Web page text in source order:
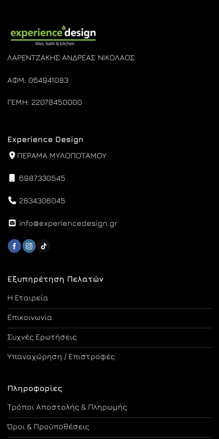
ΛΑΡΕΝΤΖΑΚΗΣ ΑΝΔΡΕΑΣ ΝΙΚΟΛΑΟΣ
ΑΦΜ: 064941083
ΓΕΜΗ: 22078450000
Εξυπηρέτηση Πελατών
Η Εταιρεία
Επικοινωνία
Συχνές Ερωτήσεις
Υπαναχώρηση / Επιστροφές
Πληροφορίες
Τρόποι Αποστολής & Πληρωμής
Όροι & Προϋποθέσεις
Experience Design
ΠΕΡΑΜΑ ΜΥΛΟΠΟΤΑΜΟΥ
6987330545
2834306045
info@experiencedesign.gr